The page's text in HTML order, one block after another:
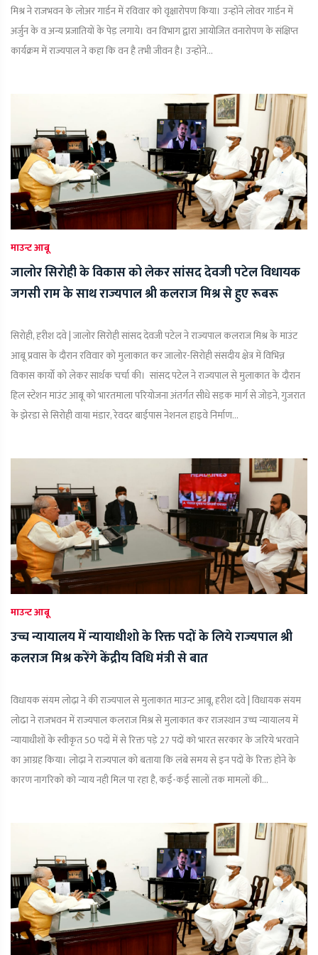
मिश्र ने राजभवन के लोअर गार्डन में रविवार को वृक्षारोपण किया। उन्होंने लोवर गार्डन में
अर्जुन के व अन्य प्रजातियों के पेड़ लगाये। वन विभाग द्वारा आयोजित वनारोपण के संक्षिप्त
कार्यक्रम में राज्यपाल ने कहा कि वन है तभी जीवन है। उन्होंने...
माउन्ट आबू
जालोर सिरोही के विकास को लेकर सांसद देवजी पटेल विधायक
जगसी राम के साथ राज्यपाल श्री कलराज मिश्र से हुए रूबरू
सिरोही, हरीश दवे | जालोर सिरोही सांसद देवजी पटेल ने राज्यपाल कलराज मिश्र के माउंट
आबू प्रवास के दौरान रविवार को मुलाकात कर जालोर-सिरोही संसदीय क्षेत्र में विभिन्न
विकास कार्यो को लेकर सार्थक चर्चा की। सांसद पटेल ने राज्यपाल से मुलाकात के दौरान
हिल स्टेशन माउंट आबू को भारतमाला परियोजना अंतर्गत सीधे सड़क मार्ग से जोड़ने, गुजरात
के झेरडा से सिरोही वाया मंडार, रेवदर बाईपास नेशनल हाइवे निर्माण...
माउन्ट आबू
उच्च न्यायालय में न्यायाधीशो के रिक्त पदों के लिये राज्यपाल श्री
कलराज मिश्र करेंगे केंद्रीय विधि मंत्री से बात
विधायक संयम लोढ़ा ने की राज्यपाल से मुलाकात माउन्ट आबू, हरीश दवे | विधायक संयम
लोढा ने राजभवन में राज्यपाल कलराज मिश्र से मुलाकात कर राजस्थान उच्च न्यायालय में
न्यायाधीशों के स्वीकृत 50 पदों में से रिक्त पड़े 27 पदों को भारत सरकार के जरिये भरवाने
का आग्रह किया। लोढ़ा ने राज्यपाल को बताया कि लंबे समय से इन पदों के रिक्त होने के
कारण नागरिको को न्याय नही मिल पा रहा है, कई-कई सालों तक मामलों की...